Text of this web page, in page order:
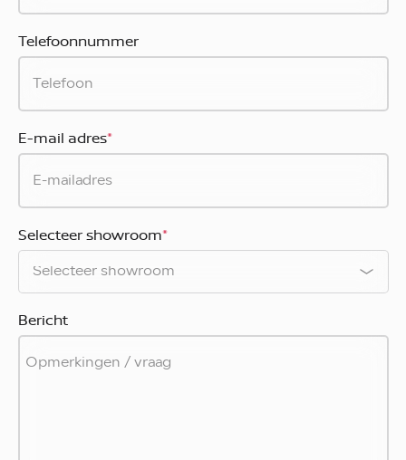
Telefoonnummer
E-mail adres*
Selecteer showroom*
Bericht